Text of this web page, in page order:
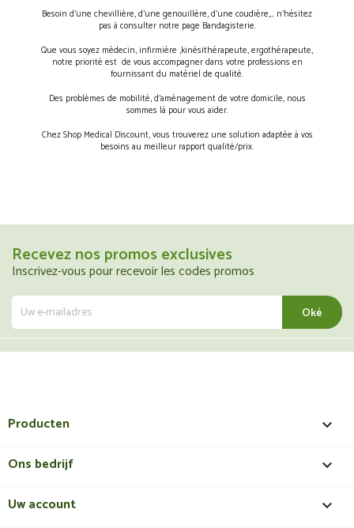
Besoin d’une chevillière, d’une genouillère, d’une coudière,… n’hésitez
pas à consulter notre page Bandagisterie.
Que vous soyez médecin, infirmière ,kinésithérapeute, ergothérapeute,
notre priorité est de vous accompagner dans votre professions en
fournissant du matériel de qualité.
Des problèmes de mobilité, d’aménagement de votre domicile, nous
sommes là pour vous aider.
Chez Shop Medical Discount, vous trouverez une solution adaptée à vos
besoins au meilleur rapport qualité/prix.
Recevez nos promos exclusives
Inscrivez-vous pour recevoir les codes promos
Producten 
Ons bedrijf 
Uw account 